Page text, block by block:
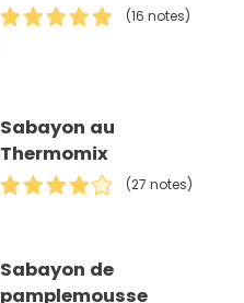
(16 notes)
Sabayon au
Thermomix
(27 notes)
Sabayon de
pamplemousse